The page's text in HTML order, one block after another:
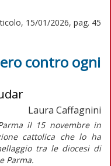
15/01/2026, pag. 45
contro ogni
Laura Caffagnini
il 15 novembre in
cattolica che lo ha
tra le diocesi di
Parma.